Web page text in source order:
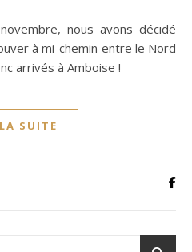
à mi-chemin entre le Nord
arrivés à Amboise !
SUITE